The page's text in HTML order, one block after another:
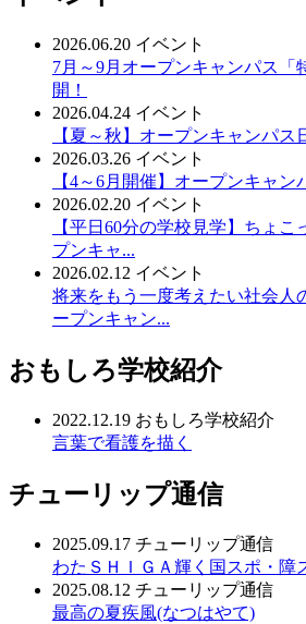
2026.06.20 イベント
7月～9月オープンキャンパス「
開！
2026.04.24 イベント
【夏～秋】オープンキャンパス
2026.03.26 イベント
【4～6月開催】オープンキャン
2026.02.20 イベント
【平日60分の学校見学】ちょ
プンキャ...
2026.02.12 イベント
将来をもう一度考えたい社会人
ープンキャン...
おもしろ学校紹介
2022.12.19 おもしろ学校紹介
言葉で看護を描く
チューリップ通信
2025.09.17 チューリップ通信
わたＳＨＩＧＡ輝く国スポ・障
2025.08.12 チューリップ通信
最高の夏疾風(なつはやて)